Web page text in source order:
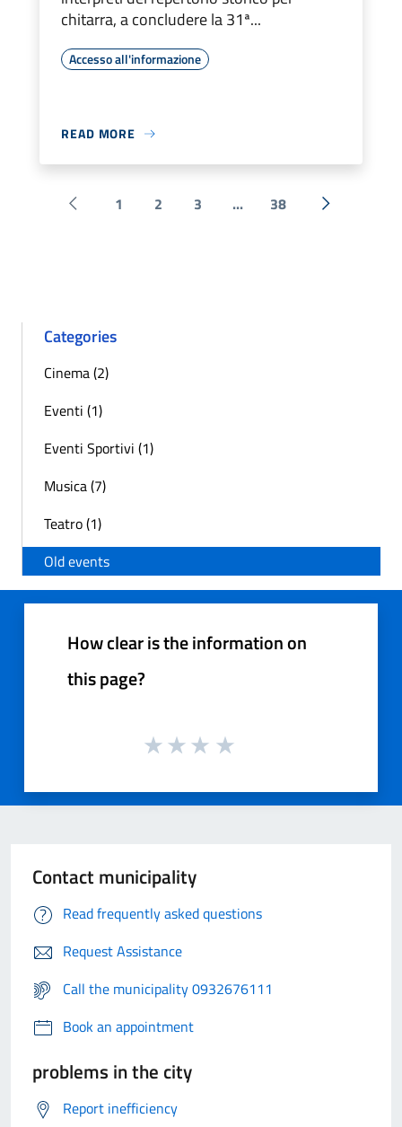
chitarra, a concludere la 31ª...
Accesso all'informazione
READ MORE
Pagina precedente
1 2 3 ... 38 Next »
Categories
Cinema (2)
Eventi (1)
Eventi Sportivi (1)
Musica (7)
Teatro (1)
Old events
How clear is the information on
this page?
Contact municipality
Read frequently asked questions
Request Assistance
Call the municipality 0932676111
Book an appointment
problems in the city
Report inefficiency